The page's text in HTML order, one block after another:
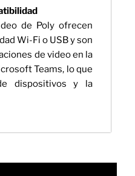
de Poly ofrecen
Wi-Fi o USB y son
de video en la
Teams, lo que
dispositivos y la